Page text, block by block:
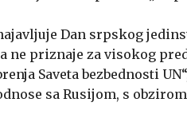
Dan srpskog
ne priznaje za visokog
Saveta bezbednosti
sa Rusijom, s